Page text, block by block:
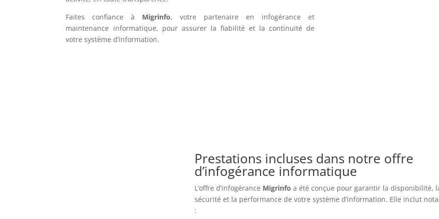
Faites confiance à Migrinfo, votre partenaire en infogérance et
maintenance informatique, pour assurer la fiabilité et la continuité de
votre système d’information.
Prestations incluses dans notre offre
d’infogérance informatique
L’offre d’infogérance Migrinfo a été conçue pour garantir la disponibilité,
sécurité et la performance de votre système d’information. Elle inclut
: